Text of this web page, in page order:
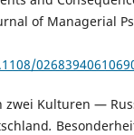
of Managerial
zwei Kulturen —
.